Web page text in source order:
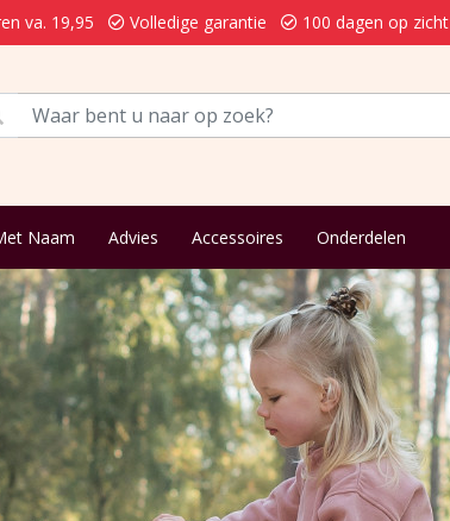
va. 19,95 Volledige garantie 100 dagen op zicht
Naam Advies Accessoires Onderdelen